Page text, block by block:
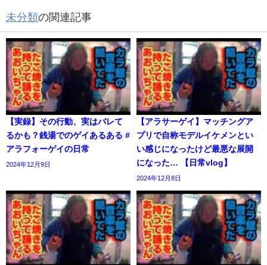
未分類の関連記事
【実録】その行動、実はバレて
るかも？銭湯でのゲイあるある #
アラフォーゲイの日常
2024年12月9日
【アラサーゲイ】マッチングア
プリで自称モデルイケメンとい
い感じになったけど最悪な展開
になった… 【日常vlog】
2024年12月8日